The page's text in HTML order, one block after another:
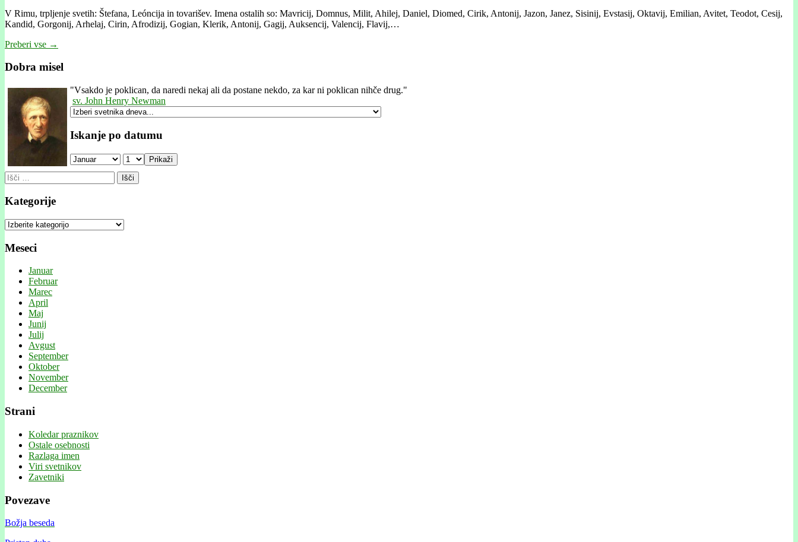
V Rimu, trpljenje svetih: Štefana, Leóncija in tovarišev. Imena ostalih so: Mavricij, Domnus, Milit, Ahilej, Daniel, Diomed, Cirik, Antonij, Jazon, Janez, Sisinij, Evstasij, Oktavij, Emilian, Avitet, Teodot, Cesij,
Kandid, Gorgonij, Arhelaj, Cirin, Afrodizij, Gogian, Klerik, Antonij, Gagij, Auksencij, Valencij, Flavij,…
Preberi vse →
Dobra misel
"Vsakdo je poklican, da naredi nekaj ali da postane nekdo, za kar ni poklican nihče drug."
sv. John Henry Newman
Iskanje po datumu
Prikaži
Išči:
Kategorije
Kategorije
Meseci
Januar
Februar
Marec
April
Maj
Junij
Julij
Avgust
September
Oktober
November
December
Strani
Koledar praznikov
Ostale osebnosti
Razlaga imen
Viri svetnikov
Zavetniki
Povezave
Božja beseda